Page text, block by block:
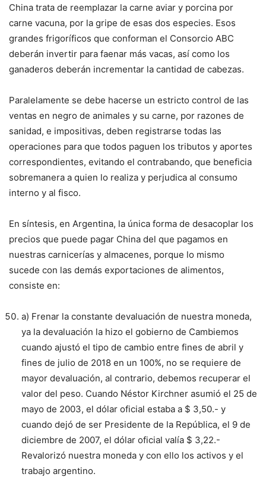
China trata de reemplazar la carne aviar y porcina por
carne vacuna, por la gripe de esas dos especies. Esos
grandes frigoríficos que conforman el Consorcio ABC
deberán invertir para faenar más vacas, así como los
ganaderos deberán incrementar la cantidad de cabezas.
Paralelamente se debe hacerse un estricto control de las
ventas en negro de animales y su carne, por razones de
sanidad, e impositivas, deben registrarse todas las
operaciones para que todos paguen los tributos y aportes
correspondientes, evitando el contrabando, que beneficia
sobremanera a quien lo realiza y perjudica al consumo
interno y al fisco.
En síntesis, en Argentina, la única forma de desacoplar los
precios que puede pagar China del que pagamos en
nuestras carnicerías y almacenes, porque lo mismo
sucede con las demás exportaciones de alimentos,
consiste en:
a) Frenar la constante devaluación de nuestra moneda,
ya la devaluación la hizo el gobierno de Cambiemos
cuando ajustó el tipo de cambio entre fines de abril y
fines de julio de 2018 en un 100%, no se requiere de
mayor devaluación, al contrario, debemos recuperar el
valor del peso. Cuando Néstor Kirchner asumió el 25 de
mayo de 2003, el dólar oficial estaba a $ 3,50.- y
cuando dejó de ser Presidente de la República, el 9 de
diciembre de 2007, el dólar oficial valía $ 3,22.-
Revalorizó nuestra moneda y con ello los activos y el
trabajo argentino.